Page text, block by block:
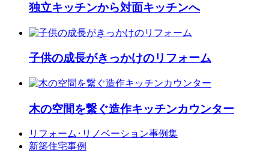
独立キッチンから対面キッチンへ
子供の成長がきっかけのリフォーム
木の空間を繋ぐ造作キッチンカウンター
リフォーム･ リノベーション事例集
新築住宅事例